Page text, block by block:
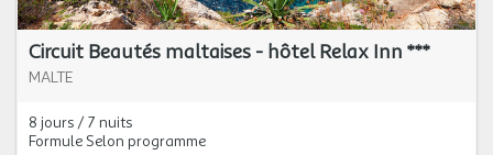
Circuit Beautés maltaises - hôtel Relax Inn ***
MALTE
8 jours / 7 nuits
Formule Selon programme